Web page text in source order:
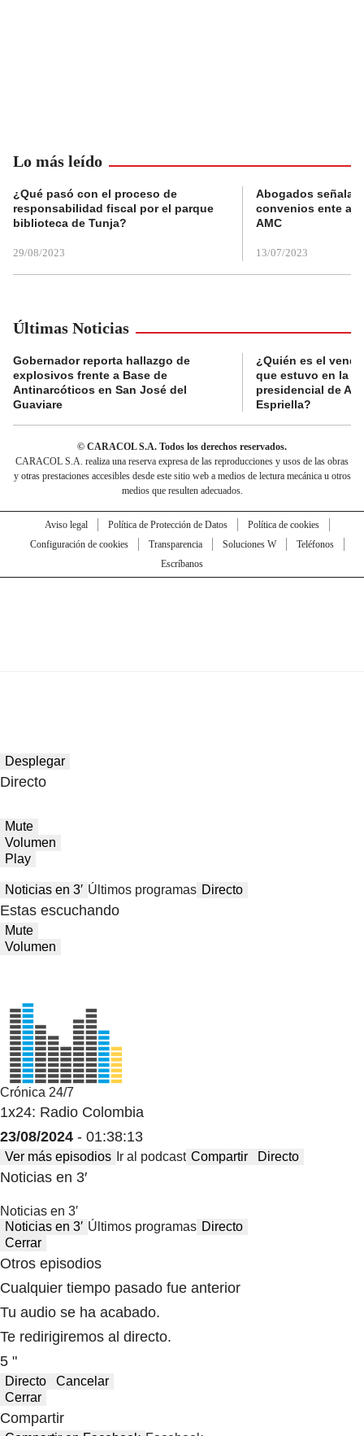
Lo más leído
¿Qué pasó con el proceso de
responsabilidad fiscal por el parque
biblioteca de Tunja?
29/08/2023
Abogados
convenios ente
AMC
13/07/2023
Últimas Noticias
Gobernador reporta hallazgo de
explosivos frente a Base de
Antinarcóticos en San José del
Guaviare
¿Quién es el
que estuvo en la
presidencial de
Espriella?
© CARACOL S.A. Todos los derechos reservados.
CARACOL S.A. realiza una reserva expresa de las reproducciones y usos de las obras
y otras prestaciones accesibles desde este sitio web a medios de lectura mecánica u otros
medios que resulten adecuados.
Aviso legal Política de Protección de Datos
Política de cookies
Configuración de cookies
Transparencia Soluciones W
Teléfonos
Escríbanos
Desplegar
Directo
Mute
Volumen
Play
Noticias en 3′ Últimos programas Directo
Estas escuchando
Mute
Volumen
Crónica 24/7
1x24: Radio Colombia
23/08/2024 - 01:38:13
Ver más episodios Ir al podcast Compartir Directo
Noticias en 3′
Noticias en 3′
Noticias en 3′ Últimos programas Directo
Cerrar
Otros episodios
Cualquier tiempo pasado fue anterior
Tu audio se ha acabado.
Te redirigiremos al directo.
5 "
Directo
Cancelar
Cerrar
Compartir